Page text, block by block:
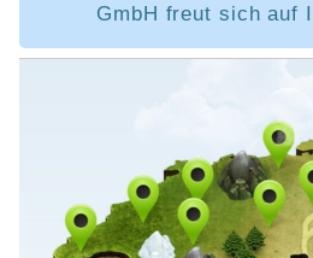
GmbH freut sich auf